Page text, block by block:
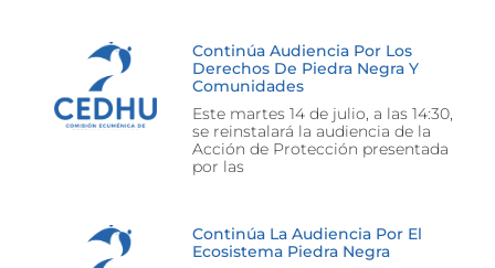
Continúa Audiencia Por Los
Derechos De Piedra Negra Y
Comunidades
Este martes 14 de julio, a las 14:30,
se reinstalará la audiencia de la
Acción de Protección presentada
por las
Continúa La Audiencia Por El
Ecosistema Piedra Negra